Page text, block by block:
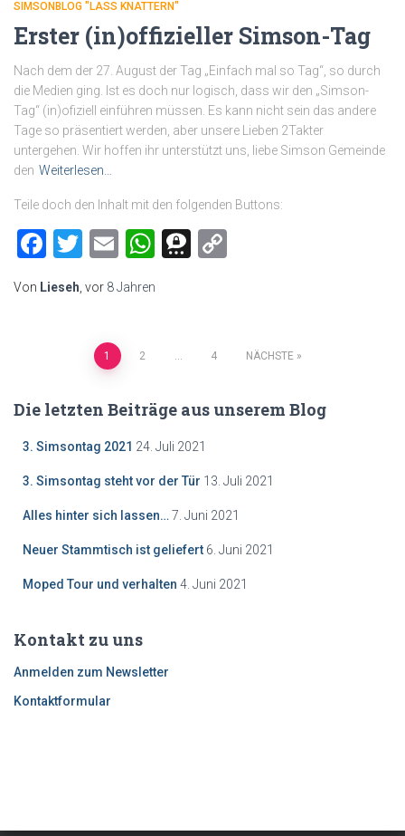
SIMSONBLOG "LASS KNATTERN"
Erster (in)offizieller Simson-Tag
Nach dem der 27. August der Tag „Einfach mal so Tag“, so durch
die Medien ging. Ist es doch nur logisch, dass wir den „Simson-
Tag“ (in)ofiziell einführen müssen. Es kann nicht sein das andere
Tage so präsentiert werden, aber unsere Lieben 2Takter
untergehen. Wir hoffen ihr unterstützt uns, liebe Simson Gemeinde
den Weiterlesen…
Teile doch den Inhalt mit den folgenden Buttons:
Facebook
Twitter
EmailWhatsApp
Threema
Von Lieseh , vor 8 Jahren
Beitragsnavigation
1 2 4 NÄCHSTE
Die letzten Beiträge aus unserem Blog
3. Simsontag 2021 24. Juli 2021
3. Simsontag steht vor der Tür 13. Juli 2021
Alles hinter sich lassen… 7. Juni 2021
Neuer Stammtisch ist geliefert 6. Juni 2021
Moped Tour und verhalten 4. Juni 2021
Kontakt zu uns
Anmelden zum Newsletter
Kontaktformular